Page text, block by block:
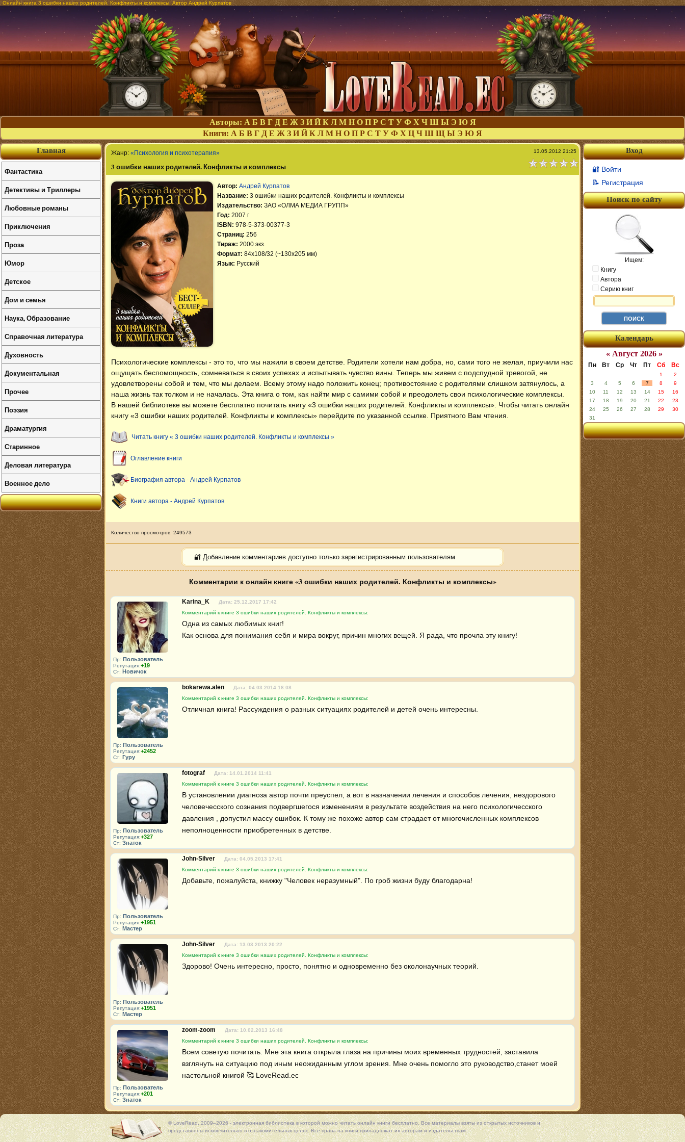
Онлайн книга 3 ошибки наших родителей. Конфликты и комплексы. Автор Андрей Курпатов
Авторы: А Б В Г Д Е Ж З И Й К Л М Н О П Р С Т У Ф Х Ч Ш Ы Э Ю Я
Книги: А Б В Г Д Е Ж З И Й К Л М Н О П Р С Т У Ф Х Ц Ч Ш Щ Ы Э Ю Я
Жанр: «Психология и психотерапия»
3 ошибки наших родителей. Конфликты и комплексы
13.05.2012 21:25
Автор: Андрей Курпатов
Название: 3 ошибки наших родителей. Конфликты и комплексы
Издательство: ЗАО «ОЛМА МЕДИА ГРУПП»
Год: 2007 г
ISBN: 978-5-373-00377-3
Страниц: 256
Тираж: 2000 экз.
Формат: 84x108/32 (~130х205 мм)
Язык: Русский
Психологические комплексы - это то, что мы нажили в своем детстве. Родители хотели нам добра, но, сами того не желая, приучили нас
ощущать беспомощность, сомневаться в своих успехах и испытывать чувство вины. Теперь мы живем с подспудной тревогой, не
удовлетворены собой и тем, что мы делаем. Всему этому надо положить конец; противостояние с родителями слишком затянулось, а
наша жизнь так толком и не началась. Эта книга о том, как найти мир с самими собой и преодолеть свои психологические комплексы.
В нашей библиотеке вы можете бесплатно почитать книгу «3 ошибки наших родителей. Конфликты и комплексы» . Чтобы читать онлайн
книгу «3 ошибки наших родителей. Конфликты и комплексы» перейдите по указанной ссылке. Приятного Вам чтения.
Читать книгу « 3 ошибки наших родителей. Конфликты и комплексы »
Оглавление книги
Биография автора - Андрей Курпатов
Книги автора - Андрей Курпатов
Количество просмотров: 249573
🔐 Добавление комментариев доступно только зарегистрированным пользователям
Комментарии к онлайн книге «3 ошибки наших родителей. Конфликты и комплексы»
Пр: Пользователь
Репутация:+19
Ст: Новичок
Karina_K
Дата: 25.12.2017 17:42
Комментарий к книге 3 ошибки наших родителей. Конфликты и комплексы:
Одна из самых любимых книг!
Как основа для понимания себя и мира вокруг, причин многих вещей. Я рада, что прочла эту книгу!
Пр: Пользователь
Репутация:+2452
Ст: Гуру
bokarewa.alen
Дата: 04.03.2014 18:08
Комментарий к книге 3 ошибки наших родителей. Конфликты и комплексы:
Отличная книга! Рассуждения о разных ситуациях родителей и детей очень интересны.
Пр: Пользователь
Репутация:+327
Ст: Знаток
fotograf
Дата: 14.01.2014 11:41
Комментарий к книге 3 ошибки наших родителей. Конфликты и комплексы:
В установлении диагноза автор почти преуспел, а вот в назначении лечения и способов лечения, нездорового
человечесского сознания подвергшегося изменениям в результате воздействия на него психологичесского
давления , допустил массу ошибок. К тому же похоже автор сам страдает от многочисленных комплексов
неполноценности приобретенных в детстве.
Пр: Пользователь
Репутация:+1951
Ст: Мастер
John-Silver
Дата: 04.05.2013 17:41
Комментарий к книге 3 ошибки наших родителей. Конфликты и комплексы:
Добавьте, пожалуйста, книжку "Человек неразумный". По гроб жизни буду благодарна!
Пр: Пользователь
Репутация:+1951
Ст: Мастер
John-Silver
Дата: 13.03.2013 20:22
Комментарий к книге 3 ошибки наших родителей. Конфликты и комплексы:
Здорово! Очень интересно, просто, понятно и одновременно без околонаучных теорий.
Пр: Пользователь
Репутация:+201
Ст: Знаток
zoom-zoom
Дата: 10.02.2013 16:48
Комментарий к книге 3 ошибки наших родителей. Конфликты и комплексы:
Всем советую почитать. Мне эта книга открыла глаза на причины моих временных трудностей, заставила
взглянуть на ситуацию под иным неожиданным углом зрения. Мне очень помогло это руководство,станет моей
настольной книгой 🥰 LoveRead.ec
Вход
🔐 Войти
📝 Регистрация
Поиск по сайту
Ищем:
Книгу
Автора
Серию книг
Календарь
« Август 2026 »
Пн Вт Ср Чт Пт Сб Вс
1
2
3
4 5 6 7 8
9
10
11 12 13 14 15
16
17
18 19 20 21 22
23
24
25 26 27 28 29
30
31
Главная
Фантастика
Детективы и Триллеры
Любовные романы
Приключения
Проза
Юмор
Детское
Дом и семья
Наука, Образование
Справочная литература
Духовность
Документальная
Прочее
Поэзия
Драматургия
Старинное
Деловая литература
Военное дело
© LoveRead, 2009–2026 - электронная библиотека в которой можночитать онлайн книгибесплатно. Все материалы взяты из открытых источников и
представлены исключительно в ознакомительных целях. Все права на книги принадлежат их авторам и издательствам.